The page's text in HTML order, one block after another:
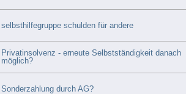
selbsthilfegruppe schulden für andere
Privatinsolvenz - erneute Selbstständigkeit danach
möglich?
Sonderzahlung durch AG?